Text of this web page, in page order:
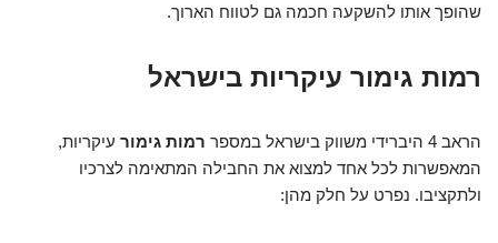
שהופך אותו להשקעה חכמה גם לטווח הארוך.
רמות גימור עיקריות בישראל
הראב 4 היברידי משווק בישראל במספר רמות גימור עיקריות,
המאפשרות לכל אחד למצוא את החבילה המתאימה לצרכיו
ולתקציבו. נפרט על חלק מהן: